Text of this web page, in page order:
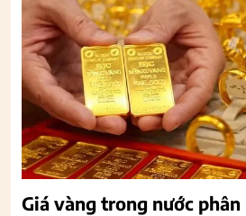
Giá vàng trong nước